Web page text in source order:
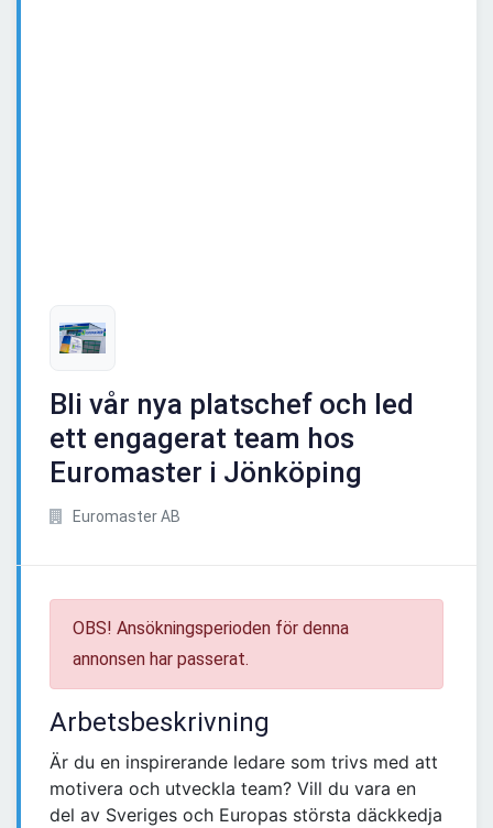
Bli vår nya platschef och led
ett engagerat team hos
Euromaster i Jönköping
Euromaster AB
OBS! Ansökningsperioden för denna
annonsen har passerat.
Arbetsbeskrivning
Är du en inspirerande ledare som trivs med att
motivera och utveckla team? Vill du vara en
del av Sveriges och Europas största däckkedja